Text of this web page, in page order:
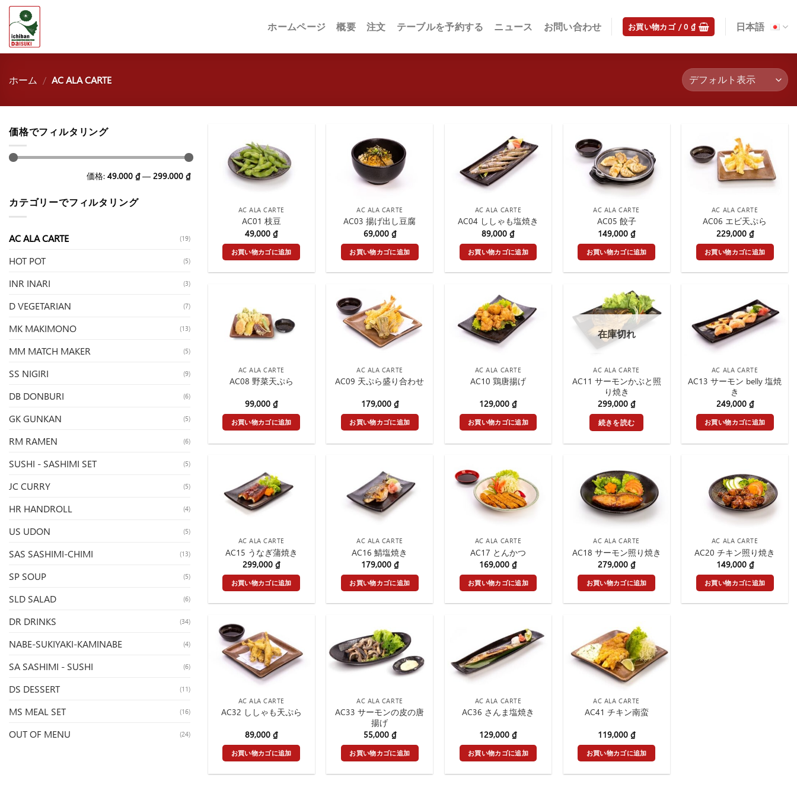
Skip
content
ホームページ 概要 注文 テーブルを予約する ニュース お問い合わせ お買い物カゴ /0₫ 日本語
ホーム / AC ALA CARTE
価格でフィルタリング
価格: 49.000 ₫— 299.000 ₫
カテゴリーでフィルタリング
AC ALA CARTE (19)
HOT POT (5)
INR INARI (3)
D VEGETARIAN (7)
MK MAKIMONO (13)
MM MATCH MAKER (5)
SS NIGIRI (9)
DB DONBURI (6)
GK GUNKAN (5)
RM RAMEN (6)
SUSHI - SASHIMI SET (5)
JC CURRY (5)
HR HANDROLL (4)
US UDON (5)
SAS SASHIMI-CHIMI (13)
SP SOUP (5)
SLD SALAD (6)
DR DRINKS (34)
NABE-SUKIYAKI-KAMINABE (4)
SA SASHIMI - SUSHI (6)
DS DESSERT (11)
MS MEAL SET (16)
OUT OF MENU (24)
AC ALA CARTE
AC01 枝豆
49,000₫
お買い物カゴに追加
AC ALA CARTE
AC03 揚げ出し豆腐
69,000 ₫
お買い物カゴに追加
AC ALA CARTE
AC04 ししゃも塩焼き
89,000₫
お買い物カゴに追加
AC ALA CARTE
AC05 餃子
149,000₫
お買い物カゴに追加
AC ALA CARTE
AC06 エビ天ぷら
229,000 ₫
お買い物カゴに追加
AC ALA CARTE
AC08 野菜天ぷら
99,000₫
お買い物カゴに追加
AC ALA CARTE
AC09 天ぷら盛り合わせ
179,000 ₫
お買い物カゴに追加
AC ALA CARTE
AC10 鶏唐揚げ
129,000₫
お買い物カゴに追加
在庫切れ
AC ALA CARTE
AC11 サーモンかぶと照
り焼き
299,000₫
続きを読む
AC ALA CARTE
AC13 サーモン belly 塩焼
き
249,000 ₫
お買い物カゴに追加
AC ALA CARTE
AC15 うなぎ蒲焼き
299,000₫
お買い物カゴに追加
AC ALA CARTE
AC16 鯖塩焼き
179,000 ₫
お買い物カゴに追加
AC ALA CARTE
AC17 とんかつ
169,000₫
お買い物カゴに追加
AC ALA CARTE
AC18 サーモン照り焼き
279,000₫
お買い物カゴに追加
AC ALA CARTE
AC20 チキン照り焼き
149,000 ₫
お買い物カゴに追加
AC ALA CARTE
AC32 ししゃも天ぷら
89,000₫
お買い物カゴに追加
AC ALA CARTE
AC33 サーモンの皮の唐
揚げ
55,000 ₫
お買い物カゴに追加
AC ALA CARTE
AC36 さんま塩焼き
129,000₫
お買い物カゴに追加
AC ALA CARTE
AC41 チキン南蛮
119,000₫
お買い物カゴに追加